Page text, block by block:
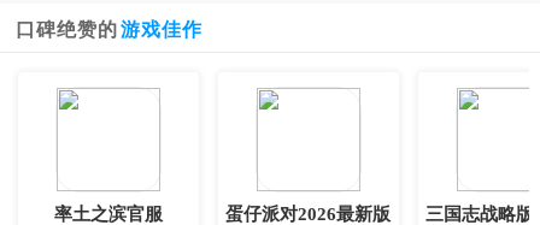
口碑绝赞的 游戏佳作
率土之滨官服 蛋仔派对2026最新版